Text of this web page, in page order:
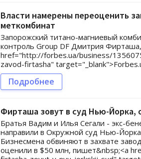
Власти намерены переоценить
меткомбинат
Запорожский титано-магниевый
контроль Group DF Дмитрия
href="http://forbes.ua/business/
zavod-firtasha"
Подробнее
Фирташа зовут в суд Нью-Йорка,
Братья Вадим и Илья Сегали - экс-
направили в Окружной суд Нью-
Бизнесмена обвиняют в захвате
оценили в $50 млн, пишет&nbsp;<a